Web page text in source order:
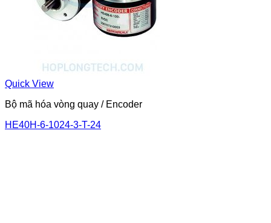
Quick View
Bộ mã hóa vòng quay / Encoder
HE40H-6-1024-3-T-24